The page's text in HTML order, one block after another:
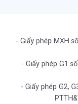
- Giấy phép MXH
- Giấy phép G1
- Giấy phép G2,